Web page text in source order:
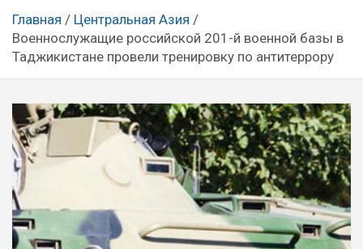
Главная
Центральная Азия
Военнослужащие российской 201-й военной базы в
Таджикистане провели тренировку по антитеррору